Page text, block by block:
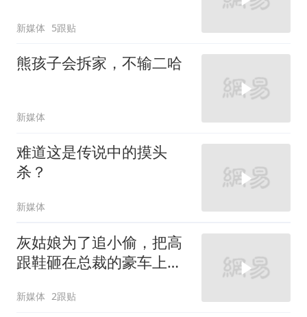
新媒体 5跟贴
熊孩子会拆家，不输二哈
新媒体
难道这是传说中的摸头
杀？
新媒体
灰姑娘为了追小偷，把高
跟鞋砸在总裁的豪车上，
新媒体 2跟贴